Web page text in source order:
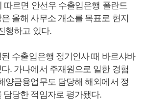
따르면 안선우 수출입은행 폴란드
올해 사무소 개소를 목표로 현지
행하고 있다.
수출입은행 정기인사 때 바르샤바
. 가나에서 주재원으로 일한 경험
양금융업무도 담당해 해외에서 정
담당한 적임자로 평가됐다.